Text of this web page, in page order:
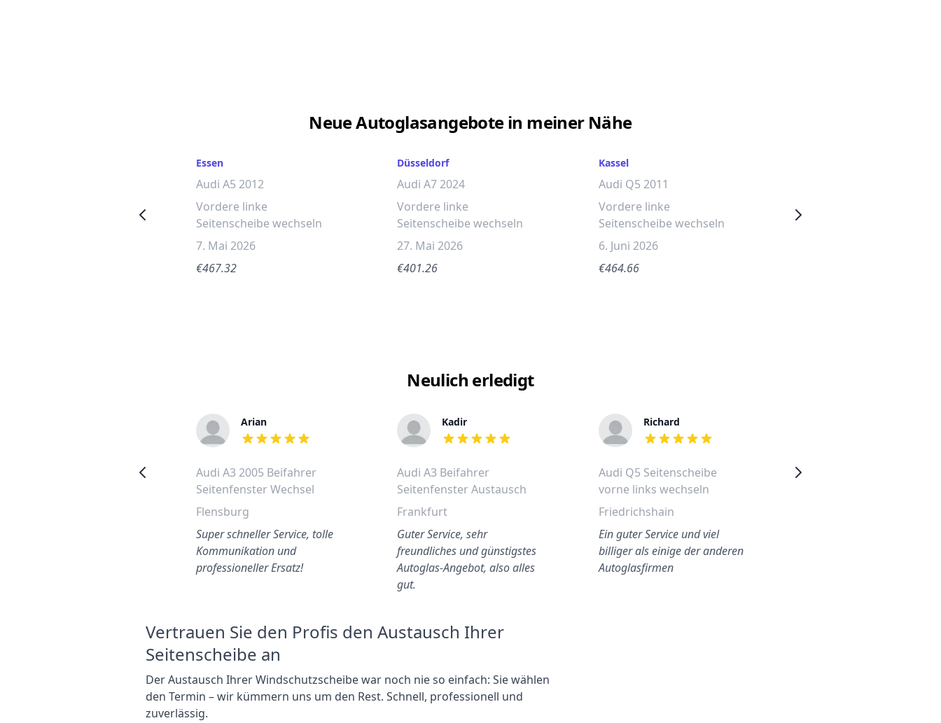
Neue Autoglasangebote in meiner Nähe
Essen
Audi A5 2012
Vordere linke
Seitenscheibe wechseln
7. Mai 2026
€467.32
Düsseldorf
Audi A7 2024
Vordere linke
Seitenscheibe wechseln
27. Mai 2026
€401.26
Kassel
Audi Q5 2011
Vordere linke
Seitenscheibe wechseln
6. Juni 2026
€464.66
Neulich erledigt
Arian
out of 5 stars
Audi A3 2005 Beifahrer
Seitenfenster Wechsel
Flensburg
Super schneller Service, tolle
Kommunikation und
professioneller Ersatz!
Kadir
out of 5 stars
Audi A3 Beifahrer
Seitenfenster Austausch
Frankfurt
Guter Service, sehr
freundliches und günstigstes
Autoglas-Angebot, also alles
gut.
Richard
out of 5 stars
Audi Q5 Seitenscheibe
vorne links wechseln
Friedrichshain
Ein guter Service und viel
billiger als einige der anderen
Autoglasfirmen
Audi A6 2008
Vertrauen Sie den Profis den Austausch Ihrer
Seitenscheibe an
Der Austausch Ihrer Windschutzscheibe war noch nie so einfach: Sie wählen
den Termin – wir kümmern uns um den Rest. Schnell, professionell und
zuverlässig.